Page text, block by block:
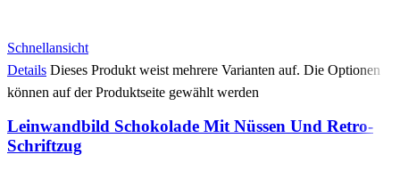
Schnellansicht
Details Dieses Produkt weist mehrere Varianten auf. Die Optionen
können auf der Produktseite gewählt werden
Leinwandbild Schokolade Mit Nüssen Und Retro-
Schriftzug